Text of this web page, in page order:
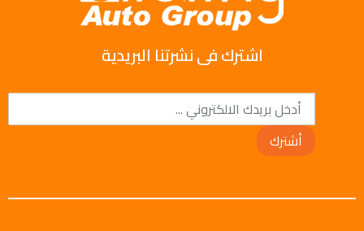
اشترك فى نشرتنا البريدية
أشترك